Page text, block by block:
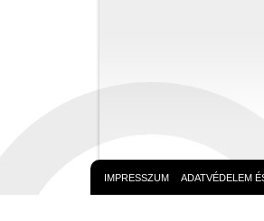
IMPRESSZUM ADATVÉDELEM